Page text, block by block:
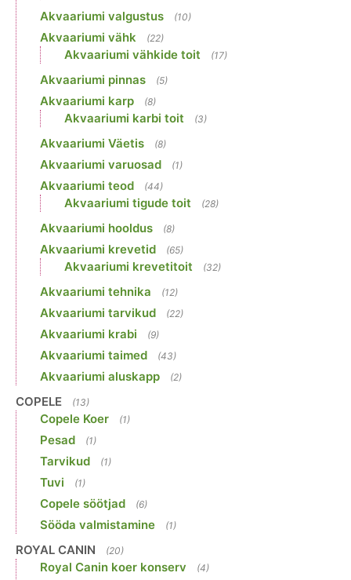
Akvaariumi valgustus (10)
Akvaariumi vähk (22)
Akvaariumi vähkide toit (17)
Akvaariumi pinnas (5)
Akvaariumi karp (8)
Akvaariumi karbi toit (3)
Akvaariumi Väetis (8)
Akvaariumi varuosad (1)
Akvaariumi teod (44)
Akvaariumi tigude toit (28)
Akvaariumi hooldus (8)
Akvaariumi krevetid (65)
Akvaariumi krevetitoit (32)
Akvaariumi tehnika (12)
Akvaariumi tarvikud (22)
Akvaariumi krabi (9)
Akvaariumi taimed (43)
Akvaariumi aluskapp (2)
COPELE (13)
Copele Koer (1)
Pesad (1)
Tarvikud (1)
Tuvi (1)
Copele söötjad (6)
Sööda valmistamine (1)
ROYAL CANIN (20)
Royal Canin koer konserv (4)